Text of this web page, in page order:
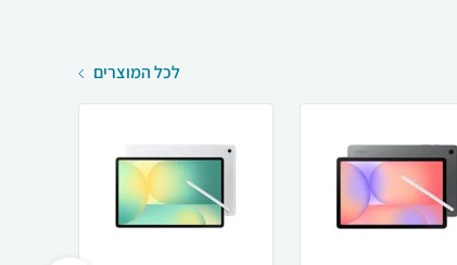
לכל המוצרים